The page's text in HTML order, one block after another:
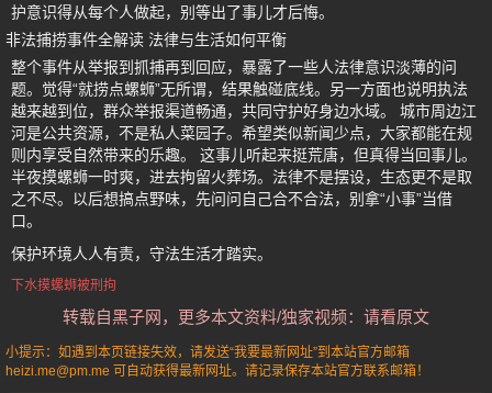
护意识得从每个人做起，别等出了事儿才后悔。
非法捕捞事件全解读 法律与生活如何平衡
整个事件从举报到抓捕再到回应，暴露了一些人法律意识淡薄的问
题。觉得“就捞点螺蛳”无所谓，结果触碰底线。另一方面也说明执法
越来越到位，群众举报渠道畅通，共同守护好身边水域。 城市周边江
河是公共资源，不是私人菜园子。希望类似新闻少点，大家都能在规
则内享受自然带来的乐趣。 这事儿听起来挺荒唐，但真得当回事儿。
半夜摸螺蛳一时爽，进去拘留火葬场。法律不是摆设，生态更不是取
之不尽。以后想搞点野味，先问问自己合不合法，别拿“小事”当借
口。
保护环境人人有责，守法生活才踏实。
下水摸螺蛳被刑拘
转载自黑子网，更多本文资料/独家视频：请看原文
小提示：如遇到本页链接失效，请发送“我要最新网址”到本站官方邮箱
heizi.me@pm.me 可自动获得最新网址。请记录保存本站官方联系邮箱！